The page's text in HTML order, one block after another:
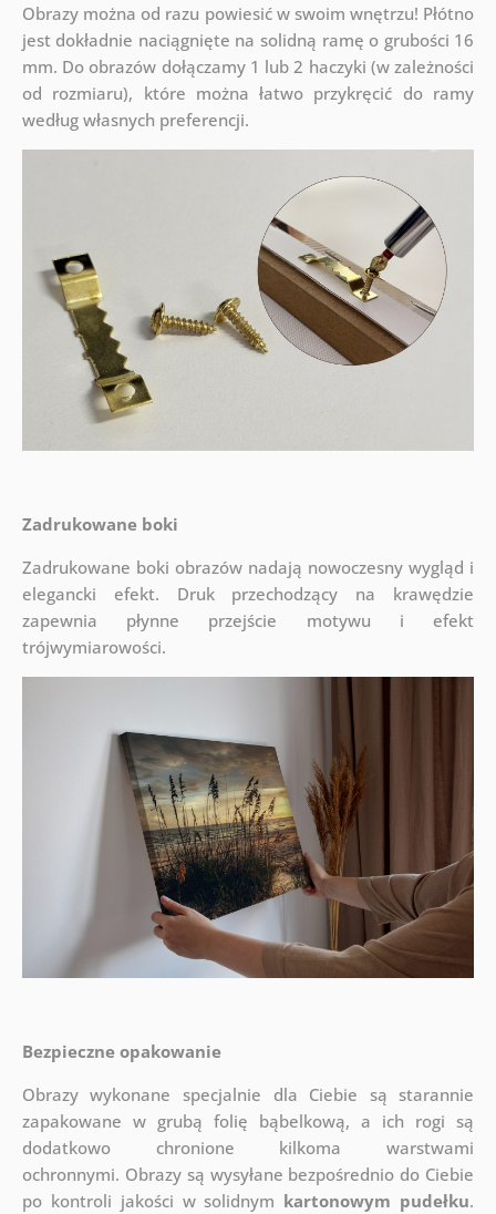
Obrazy można od razu powiesić w swoim wnętrzu! Płótno
jest dokładnie naciągnięte na solidną ramę o grubości 16
mm. Do obrazów dołączamy 1 lub 2 haczyki (w zależności
od rozmiaru), które można łatwo przykręcić do ramy
według własnych preferencji.
Zadrukowane boki
Zadrukowane boki obrazów nadają nowoczesny wygląd i
elegancki efekt. Druk przechodzący na krawędzie
zapewnia płynne przejście motywu i efekt
trójwymiarowości.
Bezpieczne opakowanie
Obrazy wykonane specjalnie dla Ciebie są starannie
zapakowane w grubą folię bąbelkową, a ich rogi są
dodatkowo chronione kilkoma warstwami
ochronnymi. Obrazy są wysyłane bezpośrednio do Ciebie
po kontroli jakości w solidnym kartonowym pudełku.